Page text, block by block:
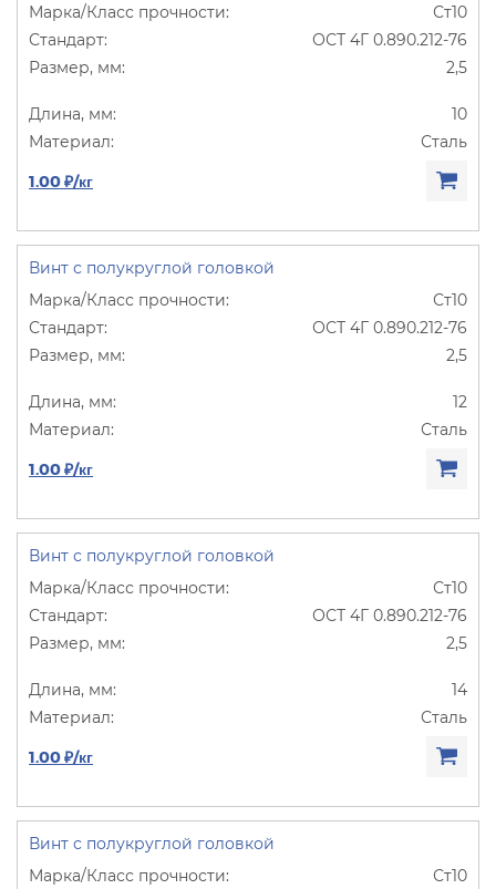
Ст10
ОСТ 4Г 0.890.212-76
2,5
10
Сталь
1.00 ₽/кг
Винт с полукруглой головкой
Ст10
ОСТ 4Г 0.890.212-76
2,5
12
Сталь
1.00 ₽/кг
Винт с полукруглой головкой
Ст10
ОСТ 4Г 0.890.212-76
2,5
14
Сталь
1.00 ₽/кг
Винт с полукруглой головкой
Ст10